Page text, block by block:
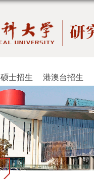
硕士招生 港澳台招生